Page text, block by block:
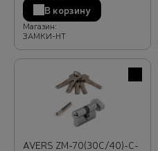
В корзину
Магазин:
ЗАМКИ-НТ
В
AVERS ZM-70(30C/40)-C-